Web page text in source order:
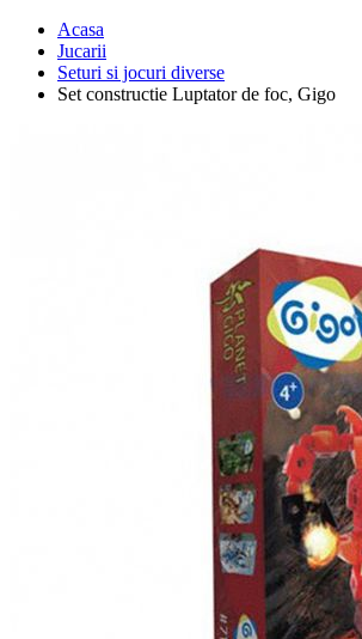
Acasa
Jucarii
Seturi si jocuri diverse
Set constructie Luptator de foc, Gigo